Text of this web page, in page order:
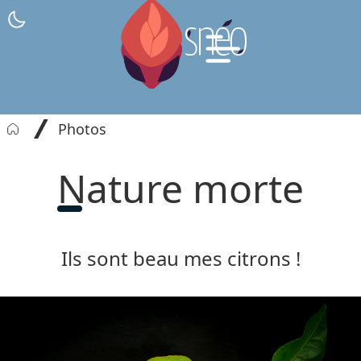
Tips
Contact
Photos
Nature morte
Ils sont beau mes citrons !